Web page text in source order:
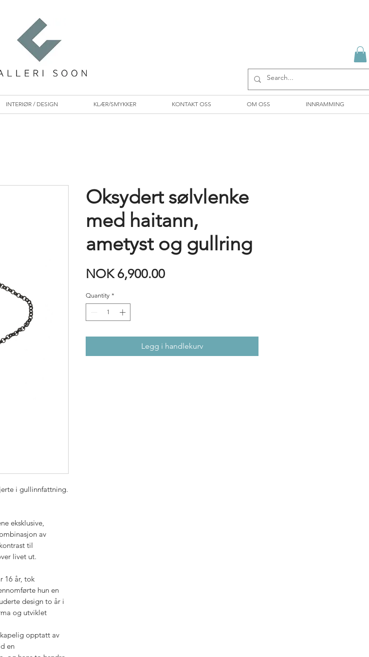
INTERIØR / DESIGN KLÆR/SMYKKER KONTAKT OSS OM OSS INNRAMMING
i gullinnfattning.
eksklusive,
av
til
livet ut.
16 år, tok
hun en
design to år i
og utviklet
opptatt av
en
Oksydert sølvlenke
med haitann,
ametyst og gullring
NOK 6,900.00Price
Quantity *
Legg i handlekurv